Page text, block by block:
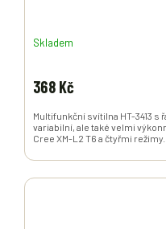
Skladem
368 Kč
Multifunkční svítilna HT-3413 s
variabilní, ale také velmi
Cree XM-L2 T6 a čtyřmi režimy...